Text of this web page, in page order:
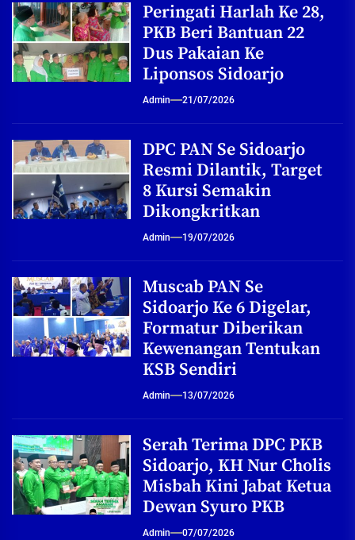
Peringati Harlah Ke 28,
PKB Beri Bantuan 22
Dus Pakaian Ke
Liponsos Sidoarjo
Admin 21/07/2026
DPC PAN Se Sidoarjo
Resmi Dilantik, Target
8 Kursi Semakin
Dikongkritkan
Admin 19/07/2026
Muscab PAN Se
Sidoarjo Ke 6 Digelar,
Formatur Diberikan
Kewenangan Tentukan
KSB Sendiri
Admin 13/07/2026
Serah Terima DPC PKB
Sidoarjo, KH Nur Cholis
Misbah Kini Jabat Ketua
Dewan Syuro PKB
Admin 07/07/2026